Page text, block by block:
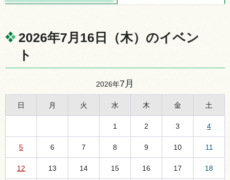
2026年7月16日（木）のイベン
ト
2026年7月
日 月 火 水 木 金 土
1 2 3 4
5 6 7 8 9 10 11
12 13 14 15 16 17
18